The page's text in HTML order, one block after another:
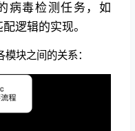
病毒检测任务，如
逻辑的实现。
块之间的关系：